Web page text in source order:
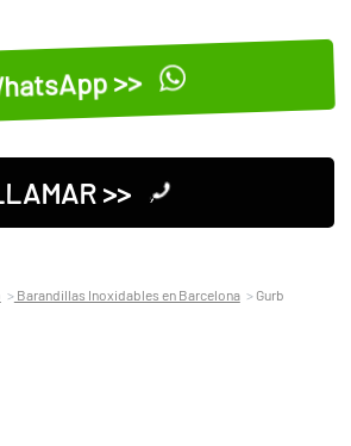
>>
>>
Barandillas Inoxidables en Barcelona Gurb